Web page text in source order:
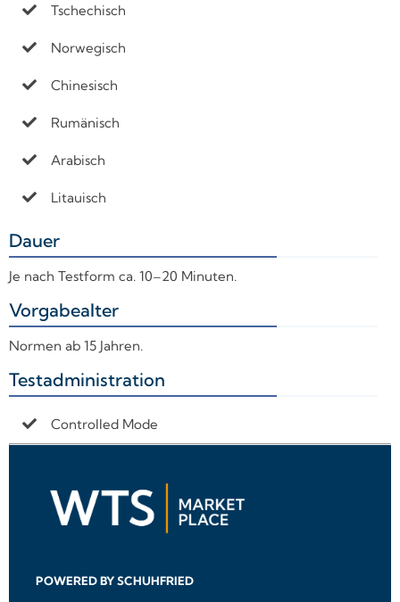
Tschechisch
Norwegisch
Chinesisch
Rumänisch
Arabisch
Litauisch
Dauer
Je nach Testform ca. 10–20 Minuten.
Vorgabealter
Normen ab 15 Jahren.
Testadministration
Controlled Mode
POWERED BY SCHUHFRIED